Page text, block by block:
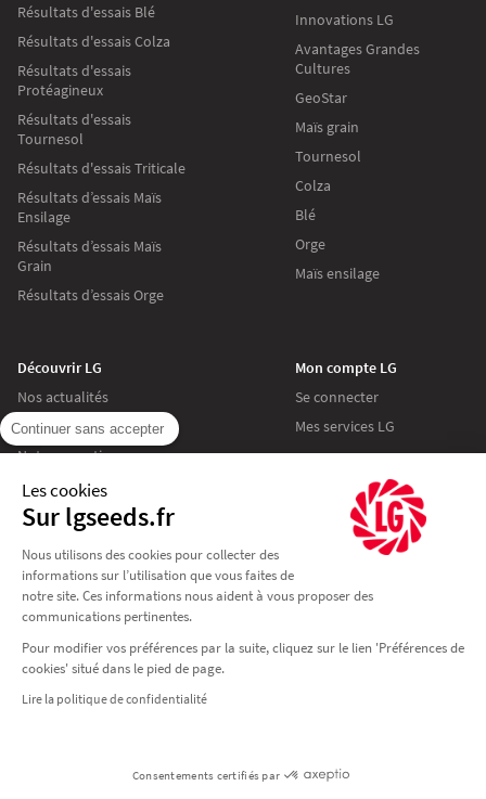
Résultats d'essais Blé
Résultats d'essais Colza
Résultats d'essais
Protéagineux
Résultats d'essais
Tournesol
Résultats d'essais Triticale
Résultats d’essais Maïs
Ensilage
Résultats d’essais Maïs
Grain
Résultats d’essais Orge
Innovations LG
Avantages Grandes
Cultures
GeoStar
Maïs grain
Tournesol
Colza
Blé
Orge
Maïs ensilage
Découvrir LG
Nos actualités
Nos origines
Notre expertise
Nous rejoindre
Mon compte LG
Se connecter
Mes services LG
Cookies LG Seeds
Gérer les cookies
Plan du site
Continuer sans accepter
Les cookies
Sur lgseeds.fr
Nous utilisons des cookies pour collecter des
informations sur l’utilisation que vous faites de
notre site. Ces informations nous aident à vous proposer des
communications pertinentes.
Pour modifier vos préférences par la suite, cliquez sur le lien 'Préférences de
cookies' situé dans le pied de page.
Lire la politique de confidentialité
Consentements certifiés par